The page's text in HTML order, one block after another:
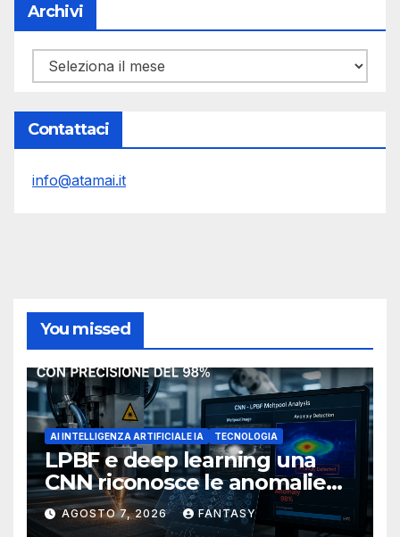
Archivi
Archivi
Contattaci
info@atamai.it
You missed
AI INTELLIGENZA ARTIFICIALE IA TECNOLOGIA
LPBF e deep learning una
CNN riconosce le anomalie
del bagno di fusione
AGOSTO 7, 2026 FANTASY